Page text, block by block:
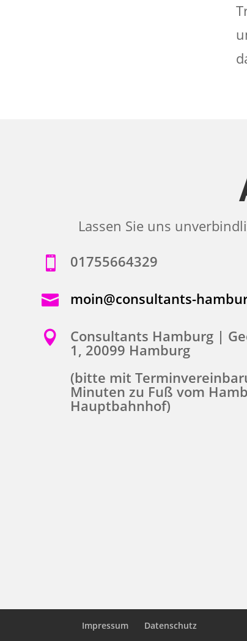
Lassen Sie uns
 01755664329
 moin@consultants-
 Consultants Hamburg |
1, 20099 Hamburg
(bitte mit
Minuten zu Fuß vom
Hauptbahnhof)
Impressum Datenschutz